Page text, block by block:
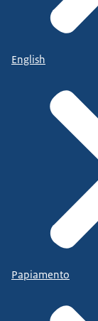
English
Papiamento